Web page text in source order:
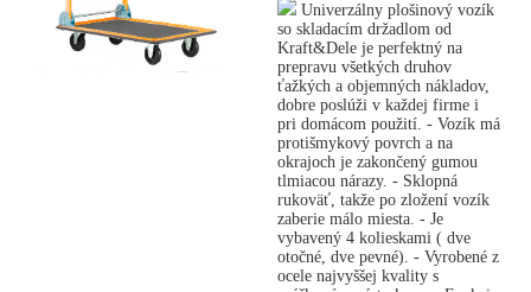
Univerzálny plošinový vozík
so skladacím držadlom od
Kraft&Dele je perfektný na
prepravu všetkých druhov
ťažkých a objemných nákladov,
dobre poslúži v každej firme i
pri domácom použití. - Vozík má
protišmykový povrch a na
okrajoch je zakončený gumou
tlmiacou nárazy. - Sklopná
rukoväť, takže po zložení vozík
zaberie málo miesta. - Je
vybavený 4 kolieskami ( dve
otočné, dve pevné). - Vyrobené z
ocele najvyššej kvality s